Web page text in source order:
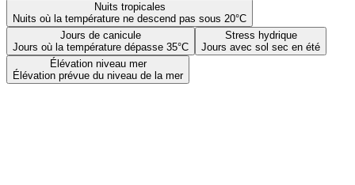
Nuits tropicales
Nuits où la température ne descend pas sous 20°C
Jours de canicule
Jours où la température dépasse 35°C
Stress hydrique
Jours avec sol sec en été
Élévation niveau mer
Élévation prévue du niveau de la mer